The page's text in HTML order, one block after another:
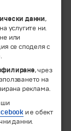
запазени.
данни,
услугите ни.
или
се споделя с
, чрез
на
реклама.
и е обект
данни.